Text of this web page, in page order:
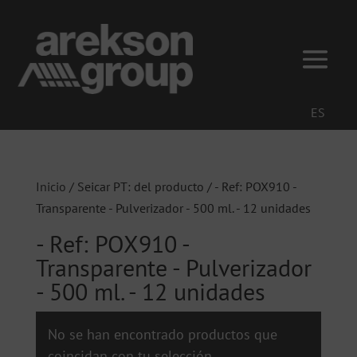
ES
Inicio / Seicar PT: del producto / - Ref: POX910 -
Transparente - Pulverizador - 500 ml. - 12 unidades
- Ref: POX910 -
Transparente - Pulverizador
- 500 ml. - 12 unidades
No se han encontrado productos que